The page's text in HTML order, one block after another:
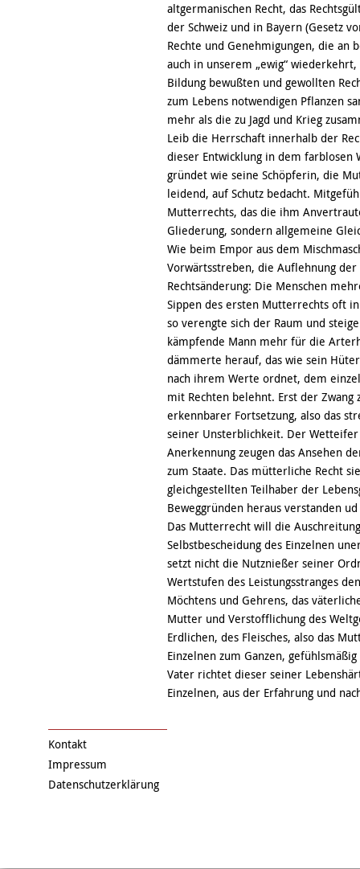
altgermanischen Recht, das
der Schweiz und in Bayern (Gesetz
Rechte und Genehmigungen, die an
auch in unserem „ewig“
Bildung bewußten und gewollten
zum Lebens notwendigen Pflanzen
mehr als die zu Jagd und Krieg
Leib die Herrschaft innerhalb der
dieser Entwicklung in dem
gründet wie seine Schöpferin, die
leidend, auf Schutz bedacht.
Mutterrechts, das die ihm
Gliederung, sondern allgemeine
Wie beim Empor aus dem
Vorwärtsstreben, die Auflehnung
Rechtsänderung: Die Menschen
Sippen des ersten Mutterrechts oft
so verengte sich der Raum und
kämpfende Mann mehr für die
dämmerte herauf, das wie sein
nach ihrem Werte ordnet, dem
mit Rechten belehnt. Erst der
erkennbarer Fortsetzung, also das
seiner Unsterblichkeit. Der
Anerkennung zeugen das Ansehen
zum Staate. Das mütterliche Recht
gleichgestellten Teilhaber der
Beweggründen heraus verstanden
Das Mutterrecht will die
Selbstbescheidung des Einzelnen
setzt nicht die Nutznießer seiner
Wertstufen des Leistungsstranges
Möchtens und Gehrens, das
Mutter und Verstofflichung des
Erdlichen, des Fleisches, also das
Einzelnen zum Ganzen,
Vater richtet dieser seiner
Einzelnen, aus der Erfahrung und
Kontakt
Impressum
Datenschutzerklärung